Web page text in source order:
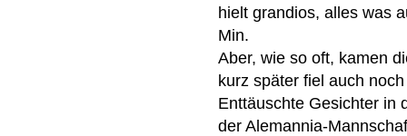
hielt grandios, alles was
Min.
Aber, wie so oft, kamen
kurz später fiel auch
Enttäuschte Gesichter in
der Alemannia-